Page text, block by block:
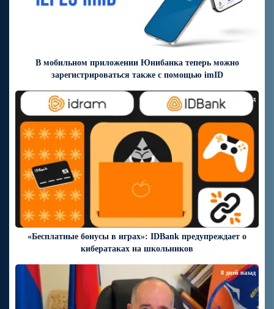
В мобильном приложении Юнибанка теперь можно
зарегистрироваться также с помощью imID
«Бесплатные бонусы в играх»: IDBank предупреждает о
кибератаках на школьников
8 дней назад
8 дней назад